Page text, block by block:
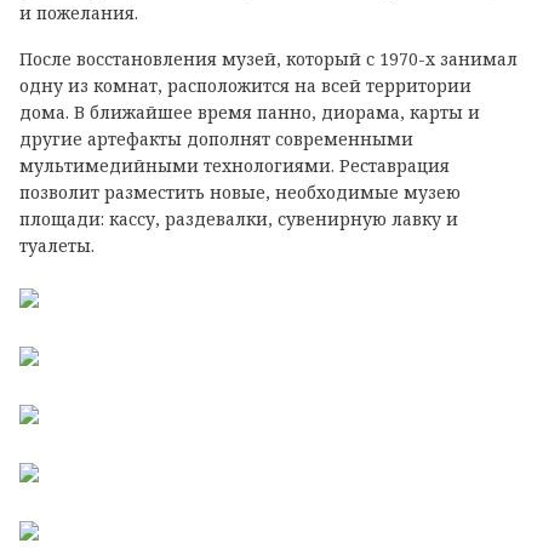
и пожелания.
После восстановления музей, который с 1970-х занимал
одну из комнат, расположится на всей территории
дома. В ближайшее время панно, диорама, карты и
другие артефакты дополнят современными
мультимедийными технологиями. Реставрация
позволит разместить новые, необходимые музею
площади: кассу, раздевалки, сувенирную лавку и
туалеты.